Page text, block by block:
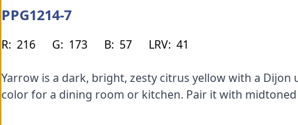
PPG1214-7
R: 216 G: 173 B: 57 LRV: 41
Yarrow is a dark, bright, zesty citrus yellow with a
color for a dining room or kitchen. Pair it with